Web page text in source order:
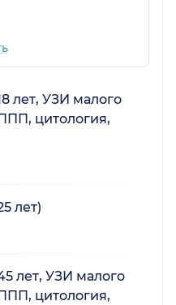
лет, УЗИ малого
цитология,
лет)
лет, УЗИ малого
цитология,